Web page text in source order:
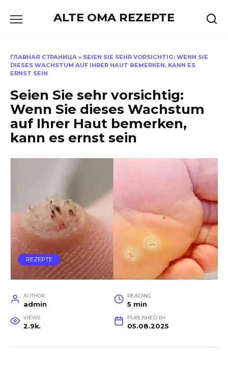
ALTE OMA REZEPTE
ГЛАВНАЯ СТРАНИЦА » SEIEN SIE SEHR VORSICHTIG: WENN SIE
DIESES WACHSTUM AUF IHRER HAUT BEMERKEN, KANN ES
ERNST SEIN
Seien Sie sehr vorsichtig:
Wenn Sie dieses Wachstum
auf Ihrer Haut bemerken,
kann es ernst sein
REZEPTE
AUTHOR
admin
READING
5 min
VIEWS
2.9k.
PUBLISHED BY
05.08.2025